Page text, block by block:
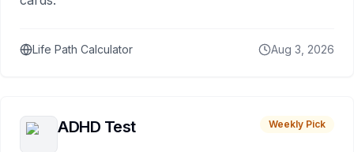
Life Path Calculator Aug 3, 2026
ADHD Test Weekly Pick